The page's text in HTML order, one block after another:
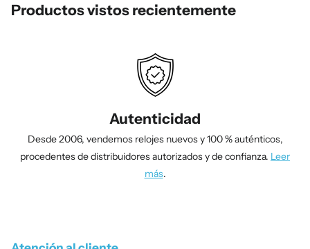
Productos vistos recientemente
Autenticidad
Desde 2006, vendemos relojes nuevos y 100 % auténticos,
procedentes de distribuidores autorizados y de confianza. Leer
más.